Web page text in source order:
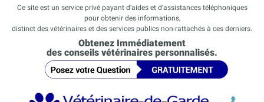
Ce site est un service privé payant d’aides et d’assistances téléphoniques
pour obtenir des informations,
distinct des vétérinaires et des services publics non-rattachés à ces derniers.
Obtenez Immédiatement
des conseils vétérinaires personnalisés.